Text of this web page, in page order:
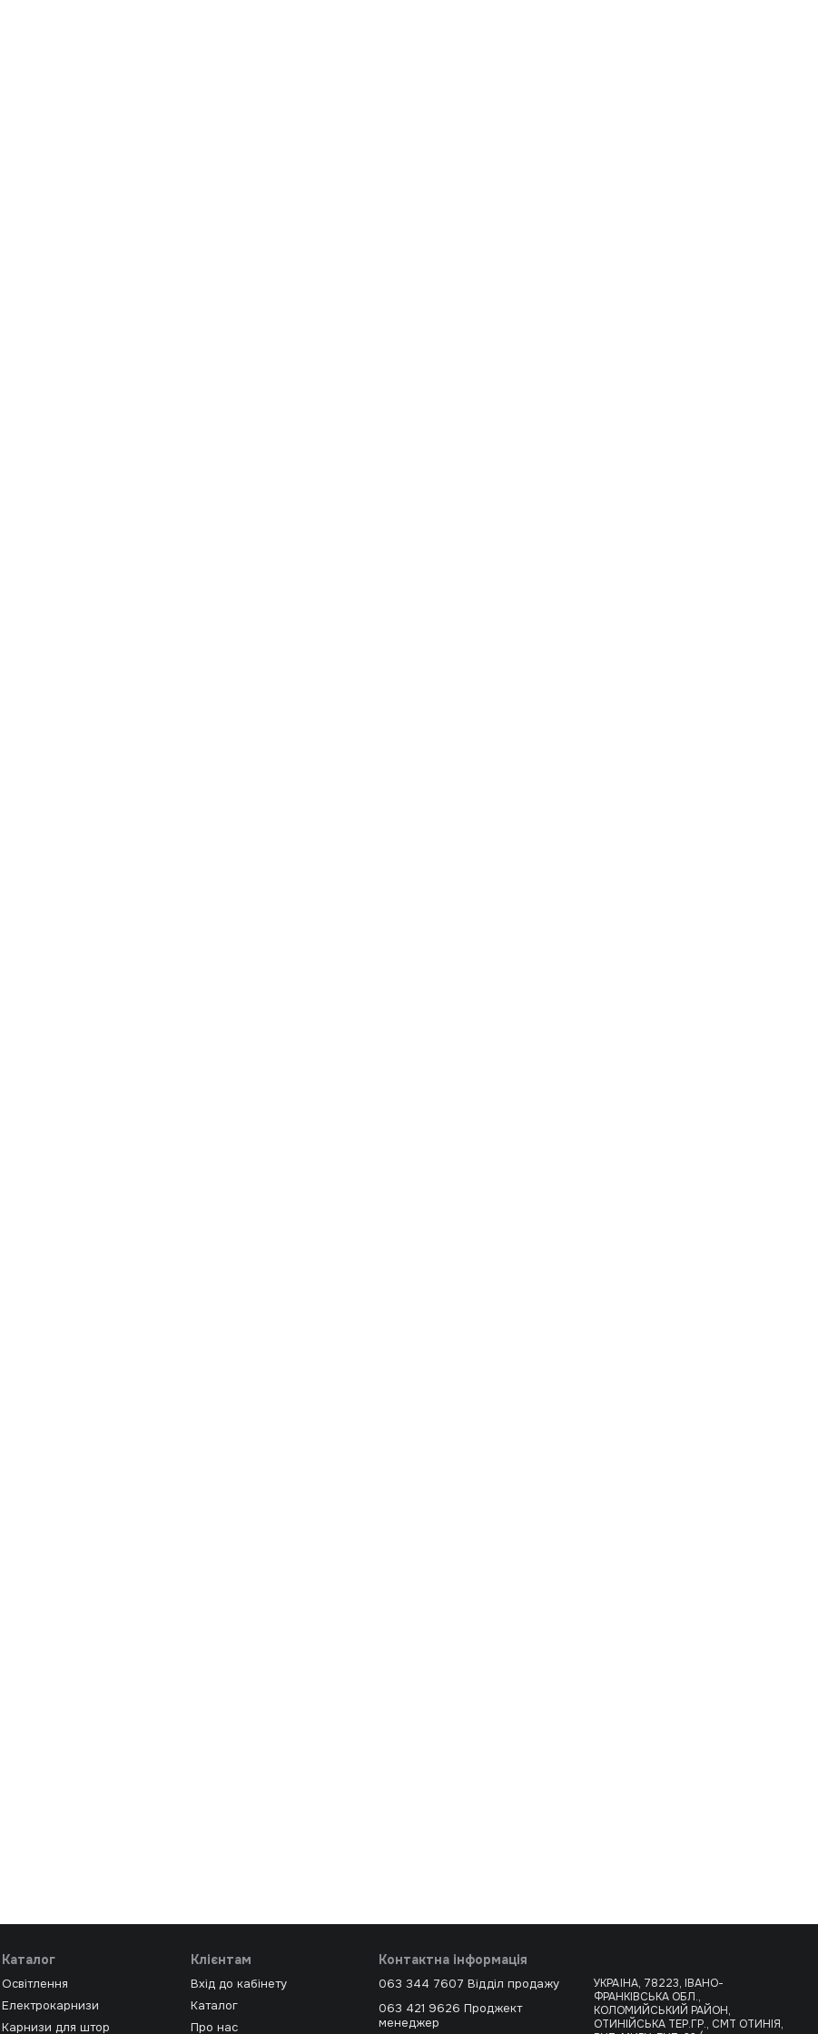
Каталог
Освітлення
Електрокарнизи
Карнизи для штор
Клієнтам
Вхід до кабінету
Каталог
Про нас
Контактна інформація
063 344 7607 Відділ продажу
063 421 9626 Проджект
менеджер
УКРАЇНА, 78223, ІВАНО-
ФРАНКІВСЬКА ОБЛ.,
КОЛОМИЙСЬКИЙ РАЙОН,
ОТИНІЙСЬКА ТЕР.ГР., СМТ ОТИНІЯ,